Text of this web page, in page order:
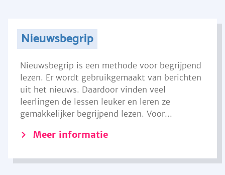
Nieuwsbegrip
Nieuwsbegrip is een methode voor begrijpend
lezen. Er wordt gebruikgemaakt van berichten
uit het nieuws. Daardoor vinden veel
leerlingen de lessen leuker en leren ze
gemakkelijker begrijpend lezen. Voor...
Meer informatie